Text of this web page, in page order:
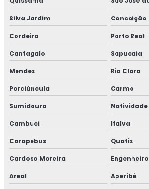
Isolamento térmico
Isolamento térmico aço inox
Isolamento térmico alumínio
Isolamento térmico alumínio corrugado
Isolamento térmico com lã de vidro
Isolamento térmico container preço
Isolamento térmico de descargas
Isolamento térmico de dutos
Isolamento térmico de dutos preço
Silva Jardim Conceição
Cordeiro Porto Real
Cantagalo Sapucaia
Mendes Rio Claro
Porciúncula Carmo
Sumidouro Natividade
Cambuci Italva
Carapebus Quatis
Cardoso Moreira
Areal Aperibé